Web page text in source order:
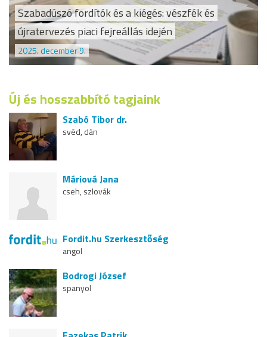
Szabadúszó fordítók és a kiégés: vészfék és
újratervezés piaci fejreállás idején
2025. december 9.
Új és hosszabbító tagjaink
Szabó Tibor dr.
svéd, dán
Máriová Jana
cseh, szlovák
Fordit.hu Szerkesztőség
angol
Bodrogi József
spanyol